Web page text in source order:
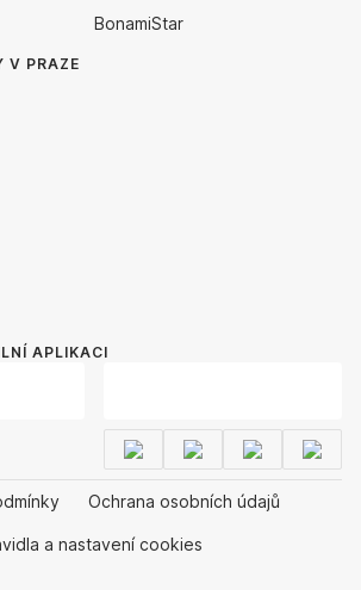
BonamiStar
V PRAZE
APLIKACI
Ochrana osobních údajů
a nastavení cookies